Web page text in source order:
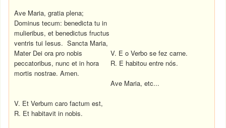
Ave Maria, gratia plena;
Dominus tecum: benedicta tu in
mulieribus, et benedictus fructus
ventris tui Iesus. Sancta Maria,
Mater Dei ora pro nobis
peccatoribus, nunc et in hora
mortis nostrae. Amen.
V. Et Verbum caro factum est,
R. Et habitavit in nobis.
V. E o Verbo se fez carne.
R. E habitou entre nós.
Ave Maria, etc...